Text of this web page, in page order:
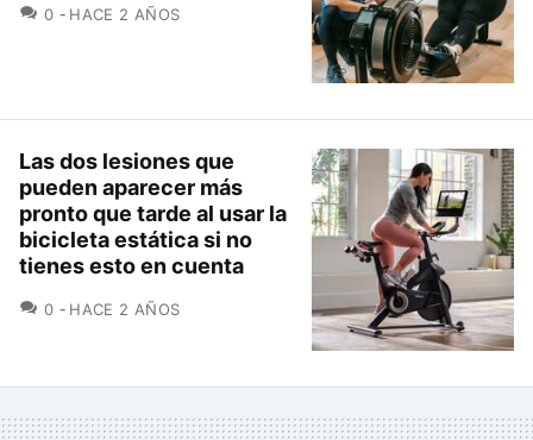
0 COMENTARIOS
HACE 2 AÑOS
Las dos lesiones que
pueden aparecer más
pronto que tarde al usar la
bicicleta estática si no
tienes esto en cuenta
0 COMENTARIOS
HACE 2 AÑOS